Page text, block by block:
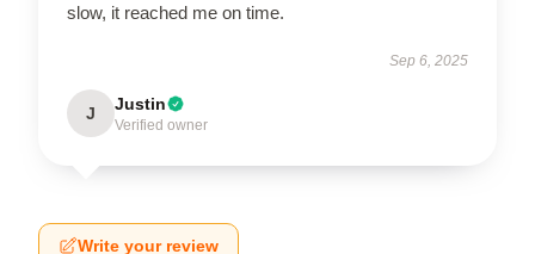
slow, it reached me on time.
Sep 6, 2025
J Justin
Verified owner
Write your review